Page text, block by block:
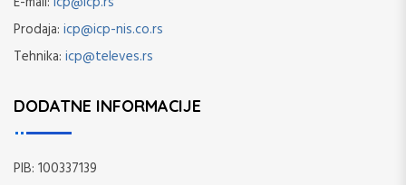
Prodaja: icp@icp-nis.co.rs
Tehnika: icp@televes.rs
DODATNE INFORMACIJE
PIB: 100337139